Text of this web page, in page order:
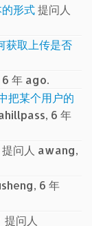
形式提问人
取上传是否
6 年 ago.
把某个用户的
6 年
提问人 awang,
6 年
提问人